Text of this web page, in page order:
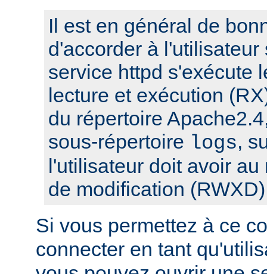
Il est en général de
d'accorder à
service httpd s'exécute
lecture et exécution
du répertoire
sous-répertoire logs,
l'utilisateur doit avoir
de modification
Si vous permettez à ce
connecter en tant